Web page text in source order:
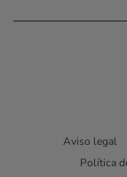
Aviso legal
Política